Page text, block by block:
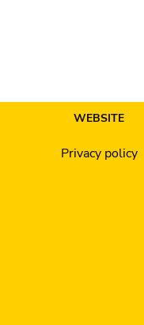
WEBSITE
Privacy policy